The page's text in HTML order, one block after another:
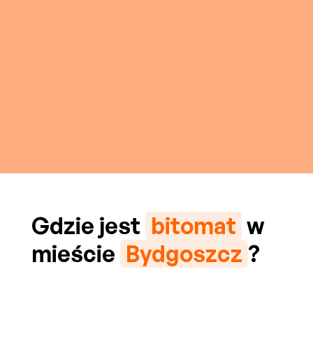
Gdzie jest bitomat w
mieście Bydgoszcz ?